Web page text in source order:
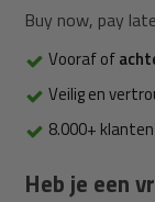
Buy now, pay
Vooraf of
Veilig en
8.000+
Heb je een